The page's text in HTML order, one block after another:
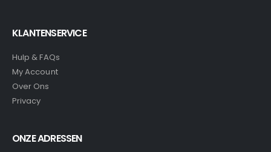
KLANTENSERVICE
Hulp & FAQs
My Account
Over Ons
Privacy
ONZE ADRESSEN